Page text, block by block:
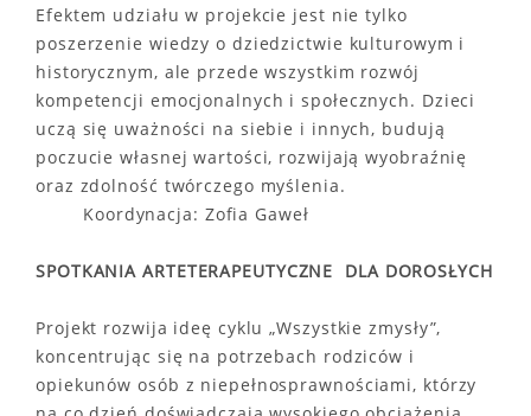
Efektem udziału w projekcie jest nie tylko
poszerzenie wiedzy o dziedzictwie kulturowym i
historycznym, ale przede wszystkim rozwój
kompetencji emocjonalnych i społecznych. Dzieci
uczą się uważności na siebie i innych, budują
poczucie własnej wartości, rozwijają wyobraźnię
oraz zdolność twórczego myślenia.
Koordynacja: Zofia Gaweł
SPOTKANIA ARTETERAPEUTYCZNE DLA DOROSŁYCH
Projekt rozwija ideę cyklu „Wszystkie zmysły”,
koncentrując się na potrzebach rodziców i
opiekunów osób z niepełnosprawnościami, którzy